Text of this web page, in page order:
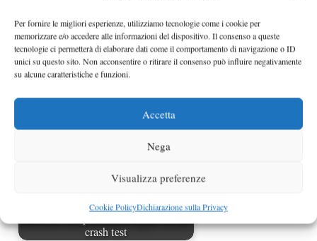
Per fornire le migliori esperienze, utilizziamo tecnologie come i cookie per
memorizzare e/o accedere alle informazioni del dispositivo. Il consenso a queste
tecnologie ci permetterà di elaborare dati come il comportamento di navigazione o ID
unici su questo sito. Non acconsentire o ritirare il consenso può influire negativamente
su alcune caratteristiche e funzioni.
Accetta
Nega
Visualizza preferenze
Cookie PolicyDichiarazione sulla Privacy
Come cambiano le regole EuroNcap
crash test